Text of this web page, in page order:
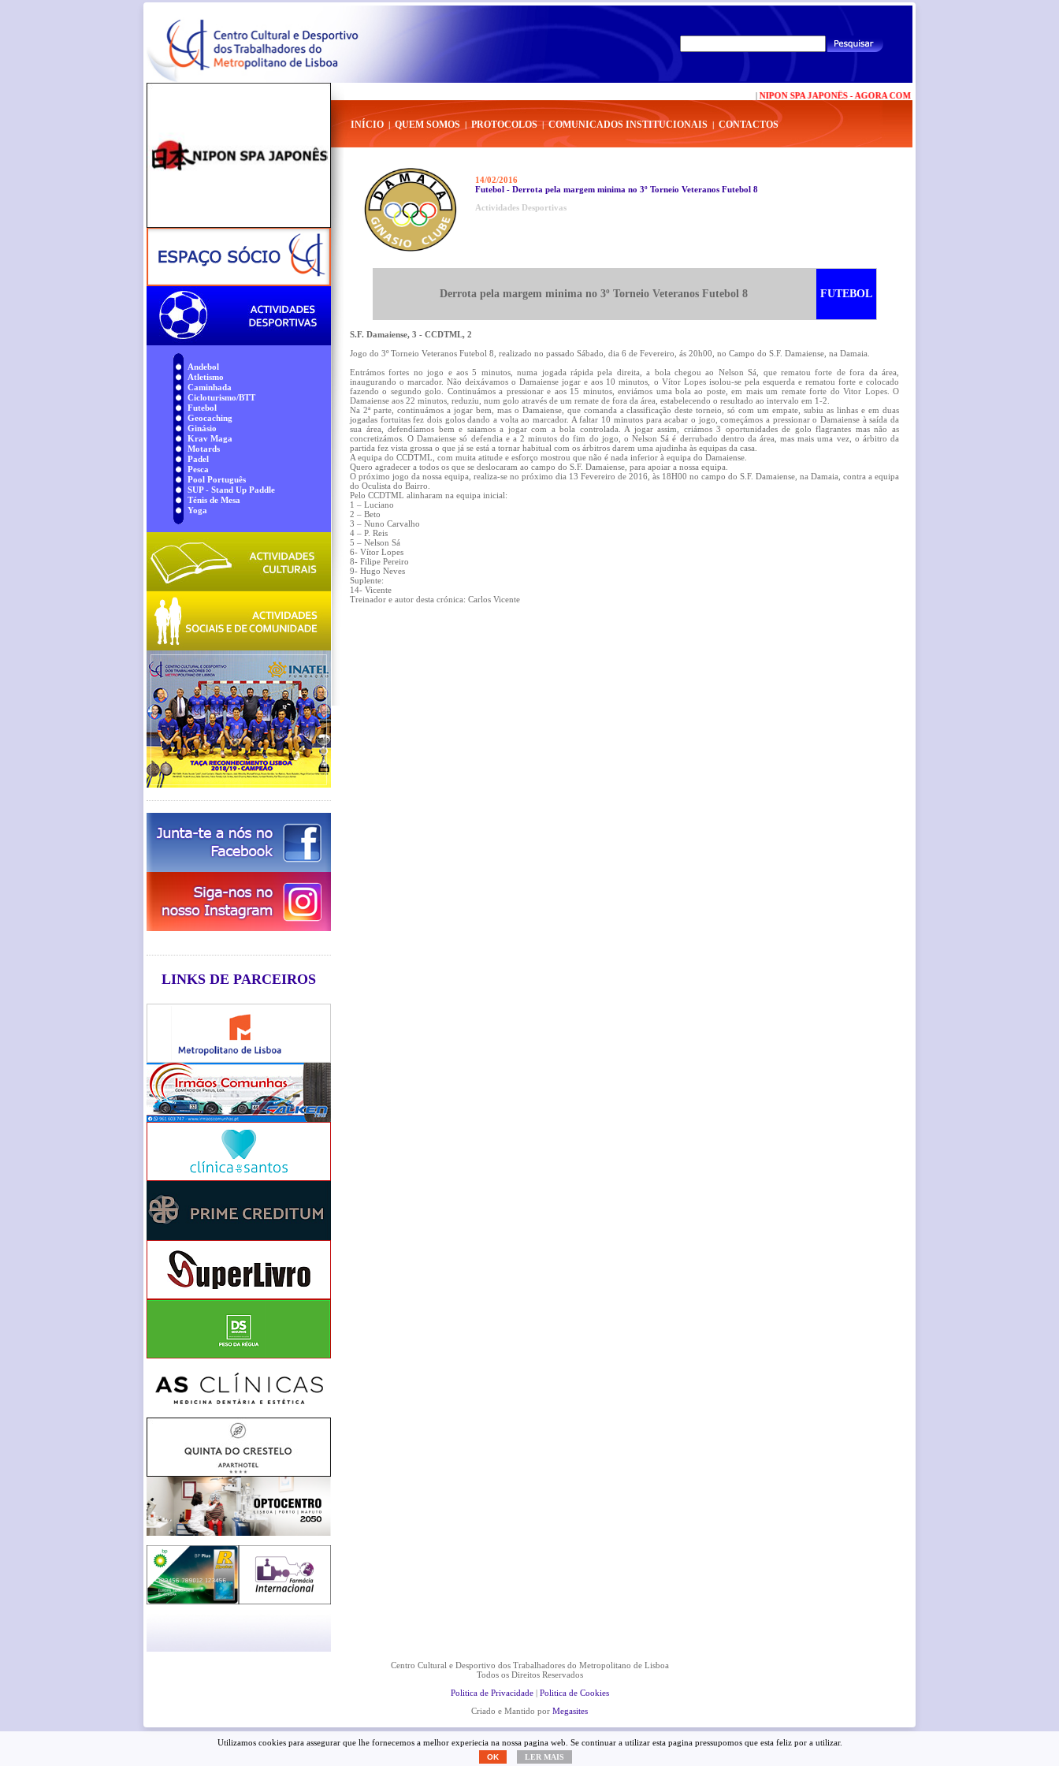
NIPON SPA JAPONÊS - AGORA COM NOVAS VALÊNCIAS
INÍCIO | QUEM SOMOS | PROTOCOLOS | COMUNICADOS INSTITUCIONAIS | CONTACTOS
Andebol
Atletismo
Caminhada
Cicloturismo/BTT
Futebol
Geocaching
Ginásio
Krav Maga
Motards
Padel
Pesca
Pool Português
SUP - Stand Up Paddle
Ténis de Mesa
Yoga
LINKS DE PARCEIROS
14/02/2016
Futebol - Derrota pela margem minima no 3º Torneio Veteranos Futebol 8
Actividades Desportivas
Derrota pela margem minima no 3º Torneio Veteranos Futebol 8 FUTEBOL
S.F. Damaiense, 3 - CCDTML, 2
Jogo do 3º Torneio Veteranos Futebol 8, realizado no passado Sábado, dia 6 de Fevereiro, ás 20h00, no Campo do S.F. Damaiense, na Damaia.
Entrámos fortes no jogo e aos 5 minutos, numa jogada rápida pela direita, a bola chegou ao Nelson Sá, que rematou forte de fora da área,
inaugurando o marcador. Não deixávamos o Damaiense jogar e aos 10 minutos, o Vítor Lopes isolou-se pela esquerda e rematou forte e colocado
fazendo o segundo golo. Continuámos a pressionar e aos 15 minutos, enviámos uma bola ao poste, em mais um remate forte do Vitor Lopes. O
Damaiense aos 22 minutos, reduziu, num golo através de um remate de fora da área, estabelecendo o resultado ao intervalo em 1-2.
Na 2ª parte, continuámos a jogar bem, mas o Damaiense, que comanda a classificação deste torneio, só com um empate, subiu as linhas e em duas
jogadas fortuitas fez dois golos dando a volta ao marcador. A faltar 10 minutos para acabar o jogo, começámos a pressionar o Damaiense à saída da
sua área, defendíamos bem e saiamos a jogar com a bola controlada. A jogar assim, criámos 3 oportunidades de golo flagrantes mas não as
concretizámos. O Damaiense só defendia e a 2 minutos do fim do jogo, o Nelson Sá é derrubado dentro da área, mas mais uma vez, o árbitro da
partida fez vista grossa o que já se está a tornar habitual com os árbitros darem uma ajudinha às equipas da casa.
A equipa do CCDTML, com muita atitude e esforço mostrou que não é nada inferior à equipa do Damaiense.
Quero agradecer a todos os que se deslocaram ao campo do S.F. Damaiense, para apoiar a nossa equipa.
O próximo jogo da nossa equipa, realiza-se no próximo dia 13 Fevereiro de 2016, às 18H00 no campo do S.F. Damaiense, na Damaia, contra a equipa
do Oculista do Bairro.
Pelo CCDTML alinharam na equipa inicial:
1 – Luciano
2 – Beto
3 – Nuno Carvalho
4 – P. Reis
5 – Nelson Sá
6- Vítor Lopes
8- Filipe Pereiro
9- Hugo Neves
Suplente:
14- Vicente
Treinador e autor desta crónica: Carlos Vicente
Centro Cultural e Desportivo dos Trabalhadores do Metropolitano de Lisboa
Todos os Direitos Reservados
Politica de Privacidade| Politica de Cookies
Criado e Mantido por Megasites
Utilizamos cookies para assegurar que lhe fornecemos a melhor experiecia na nossa pagina web. Se continuar a utilizar esta pagina pressupomos que esta feliz por a utilizar.
OK LER MAIS